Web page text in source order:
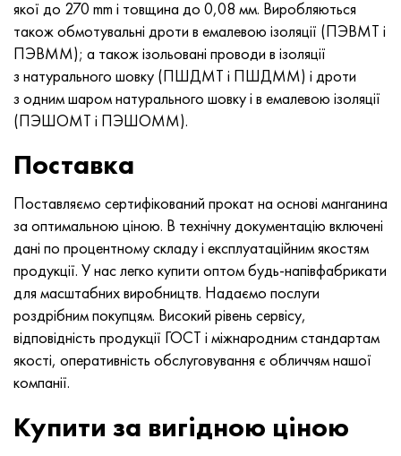
якої до 270 mm і товщина до 0,08 мм. Виробляються
також обмотувальні дроти в емалевою ізоляції (ПЭВМТ і
ПЭВММ); а також ізольовані проводи в ізоляції
з натурального шовку (ПШДМТ і ПШДММ) і дроти
з одним шаром натурального шовку і в емалевою ізоляції
(ПЭШОМТ і ПЭШОММ).
Поставка
Поставляємо сертифікований прокат на основі манганина
за оптимальною ціною. В технічну документацію включені
дані по процентному складу і експлуатаційним якостям
продукції. У нас легко купити оптом будь-напівфабрикати
для масштабних виробництв. Надаємо послуги
роздрібним покупцям. Високий рівень сервісу,
відповідність продукції ГОСТ і міжнародним стандартам
якості, оперативність обслуговування є обличчям нашої
компанії.
Купити за вигідною ціною
MP159
Multimet n155
Никрофер 5923 hMo
Нитроник 50
Нитроник 60
Нитроник 75
Нимоник 80а
Стрічка, коло, дріт 56ДГНХ
Стрічка 68НХВКТЮ
труба 79НМ
80НХС
81НМА
Види прецизійних сплавів
термобіметалів
Лист, круг, дріт ХН73МБТЮ
Труба ХН70Ю
Труба ХН75МБТЮ
труба ХН77ТЮР
труба ХН78Т
Лист, круг, дріт ХН80ТБЮ
Лист, круг, дріт Н65М
5B
ТЛ5
АТ-6
СП -17
40 титан
1.4567 - aisi 304Cu
1.4570 - aisi303Cu
1.4574 - Alloy PH 15-7 Mo®
Сплав 28 - 1.4563
Сплав 31 - 1.4562
Сплав 254smo® - 1.4547
Сплав 926 - 1.4529
15Х16Н2АМ
18Х11МНФБ
18Х12ВМБФР
21НКМТ
37Х12Н8Г8МФБ
40Х10С2М
40Х9С2
30Х, aisi 5130, 30h
30хгс, 30hgs
30ХГСА, 30hgsa
30хн3а, 31nicr14
34хн3ма, 36NiCrMo16, 35NiCrMo16
35hgs, 35хгс
35hgsa, 35ХГСА